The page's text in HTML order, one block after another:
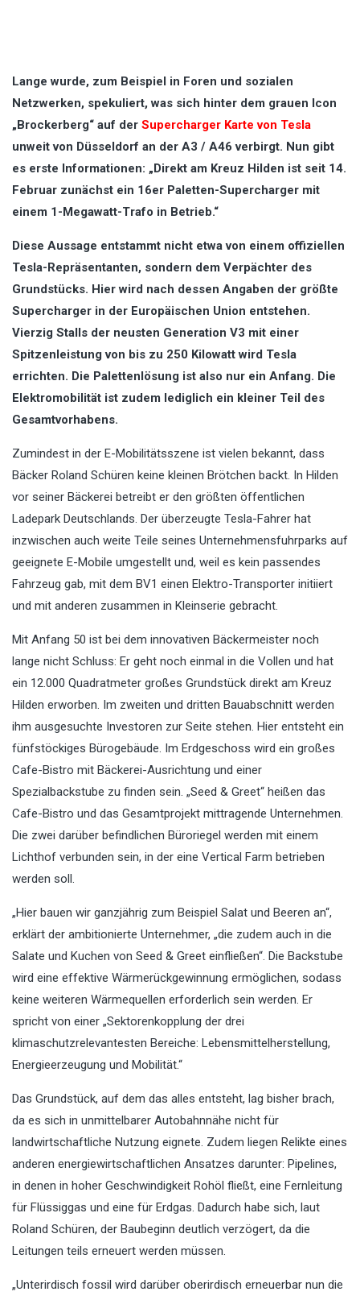
Lange wurde, zum Beispiel in Foren und sozialen
Netzwerken, spekuliert, was sich hinter dem grauen Icon
„Brockerberg“ auf der Supercharger Karte von Tesla
unweit von Düsseldorf an der A3 / A46 verbirgt. Nun gibt
es erste Informationen: „Direkt am Kreuz Hilden ist seit 14.
Februar zunächst ein 16er Paletten-Supercharger mit
einem 1-Megawatt-Trafo in Betrieb.“
Diese Aussage entstammt nicht etwa von einem offiziellen
Tesla-Repräsentanten, sondern dem Verpächter des
Grundstücks. Hier wird nach dessen Angaben der größte
Supercharger in der Europäischen Union entstehen.
Vierzig Stalls der neusten Generation V3 mit einer
Spitzenleistung von bis zu 250 Kilowatt wird Tesla
errichten. Die Palettenlösung ist also nur ein Anfang. Die
Elektromobilität ist zudem lediglich ein kleiner Teil des
Gesamtvorhabens.
Zumindest in der E-Mobilitätsszene ist vielen bekannt, dass
Bäcker Roland Schüren keine kleinen Brötchen backt. In Hilden
vor seiner Bäckerei betreibt er den größten öffentlichen
Ladepark Deutschlands. Der überzeugte Tesla-Fahrer hat
inzwischen auch weite Teile seines Unternehmensfuhrparks auf
geeignete E-Mobile umgestellt und, weil es kein passendes
Fahrzeug gab, mit dem BV1 einen Elektro-Transporter initiiert
und mit anderen zusammen in Kleinserie gebracht.
Mit Anfang 50 ist bei dem innovativen Bäckermeister noch
lange nicht Schluss: Er geht noch einmal in die Vollen und hat
ein 12.000 Quadratmeter großes Grundstück direkt am Kreuz
Hilden erworben. Im zweiten und dritten Bauabschnitt werden
ihm ausgesuchte Investoren zur Seite stehen. Hier entsteht ein
fünfstöckiges Bürogebäude. Im Erdgeschoss wird ein großes
Cafe-Bistro mit Bäckerei-Ausrichtung und einer
Spezialbackstube zu finden sein. „Seed & Greet“ heißen das
Cafe-Bistro und das Gesamtprojekt mittragende Unternehmen.
Die zwei darüber befindlichen Büroriegel werden mit einem
Lichthof verbunden sein, in der eine Vertical Farm betrieben
werden soll.
„Hier bauen wir ganzjährig zum Beispiel Salat und Beeren an“,
erklärt der ambitionierte Unternehmer, „die zudem auch in die
Salate und Kuchen von Seed & Greet einfließen“. Die Backstube
wird eine effektive Wärmerückgewinnung ermöglichen, sodass
keine weiteren Wärmequellen erforderlich sein werden. Er
spricht von einer „Sektorenkopplung der drei
klimaschutzrelevantesten Bereiche: Lebensmittelherstellung,
Energieerzeugung und Mobilität.“
Das Grundstück, auf dem das alles entsteht, lag bisher brach,
da es sich in unmittelbarer Autobahnnähe nicht für
landwirtschaftliche Nutzung eignete. Zudem liegen Relikte eines
anderen energiewirtschaftlichen Ansatzes darunter: Pipelines,
in denen in hoher Geschwindigkeit Rohöl fließt, eine Fernleitung
für Flüssiggas und eine für Erdgas. Dadurch habe sich, laut
Roland Schüren, der Baubeginn deutlich verzögert, da die
Leitungen teils erneuert werden müssen.
„Unterirdisch fossil wird darüber oberirdisch erneuerbar nun die